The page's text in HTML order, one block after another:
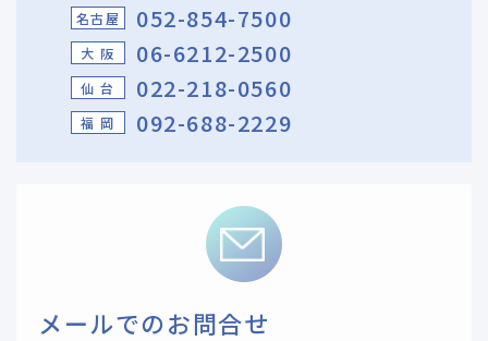
名古屋 052-854-7500
大 阪 06-6212-2500
仙 台 022-218-0560
福 岡 092-688-2229
メールでのお問合せ